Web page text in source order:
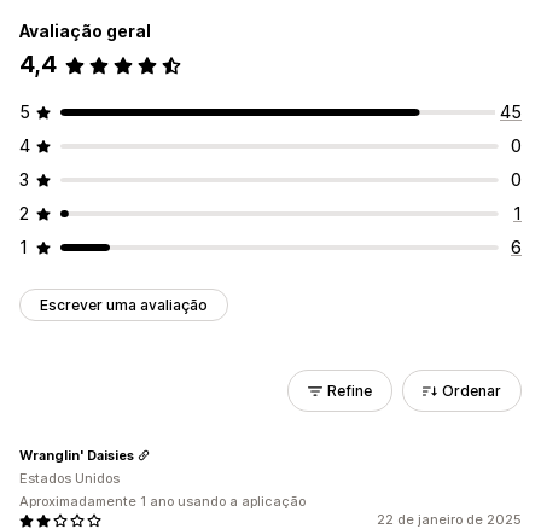
Avaliação geral
4,4
5
45
4
0
3
0
2
1
1
6
Escrever uma avaliação
Refine Ordenar
22 de janeiro de 2025
Wranglin' Daisies
Estados Unidos
Aproximadamente 1 ano usando a aplicação